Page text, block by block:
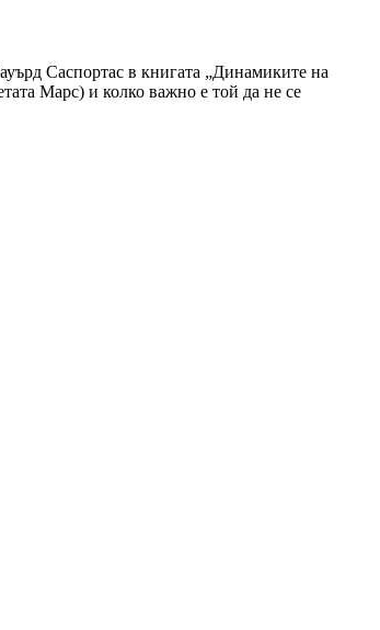
Саспортас в книгата „Динамиките на
Марс) и колко важно е той да не се